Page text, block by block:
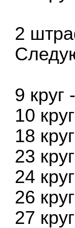
2
9 круг
10
18
23
24
26
27